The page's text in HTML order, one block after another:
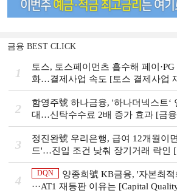
금융 BEST CLICK
1
토스, 토스페이먼츠 흡수해 페이·PG
화…결제사업 속도 [토스 결제사업
2
함영주號 하나금융, '하나더넥스트‘
대…신탁수수료 2배 증가 효과 [금
비즈니스 돋보기]
3
정진완號 우리은행, 급여 12개월이
드'…진입 조건 낮춰 장기거래 락인
머니무브 대응 전략]
4
DQN
양종희號 KB금융, '자본최
···AT1 재등판 이유는 [Capital